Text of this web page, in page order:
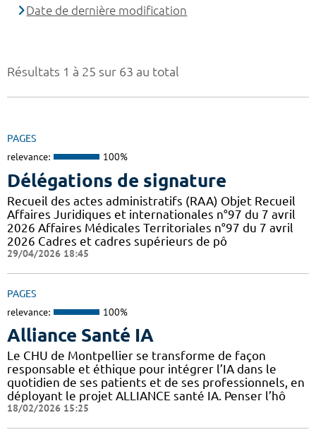
Résultats 1 à 25 sur 63 au total
PAGES
relevance: 100%
Délégations de signature
Recueil des actes administratifs (RAA) Objet Recueil
Affaires Juridiques et internationales n°97 du 7 avril
2026 Affaires Médicales Territoriales n°97 du 7 avril
2026 Cadres et cadres supérieurs de pô
29/04/2026 18:45
PAGES
relevance: 100%
Alliance Santé IA
Le CHU de Montpellier se transforme de façon
responsable et éthique pour intégrer l’IA dans le
quotidien de ses patients et de ses professionnels, en
déployant le projet ALLIANCE santé IA. Penser l’hô
18/02/2026 15:25
Date de dernière modification